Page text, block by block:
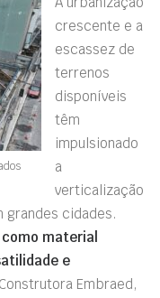
crescente e a
escassez de
terrenos
disponíveis
têm
impulsionado
a
verticalização
grandes cidades.
material
e
Embraed,